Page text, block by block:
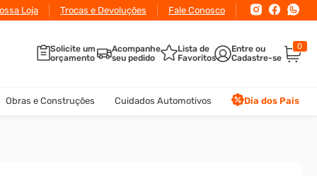
Loja Trocas e Devoluções Fale Conosco
Solicite um
orçamento
Acompanhe
seu pedido
Lista de
Favoritos
0
Obras e Construções Cuidados Automotivos Dia dos Pais